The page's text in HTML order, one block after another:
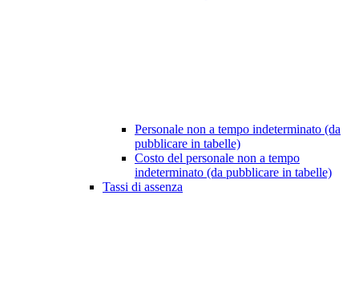
Personale non a tempo indeterminato (da
pubblicare in tabelle)
Costo del personale non a tempo
indeterminato (da pubblicare in tabelle)
Tassi di assenza